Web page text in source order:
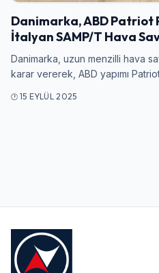
Danimarka, ABD Patriot
İtalyan SAMP/T Hava
Danimarka, uzun menzilli hava
karar vererek, ABD yapımı
15 EYLÜL 2025
Kullanıcı Adı veya E-posta